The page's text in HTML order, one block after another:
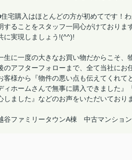
宅購入はほとんどの方が初めてです！
することをスタッフ一同心がけておりま
に実現しましょう!(^^)!
生に一度の大きなお買い物だからこそ、
のアフターフォローまで、全て当社にお
客様から『物件の悪い点も伝えてくれて
ィホームさんで無事に購入できました』
しました』などのお声をいただいており
谷ファミリータウンA棟 中古マンシ